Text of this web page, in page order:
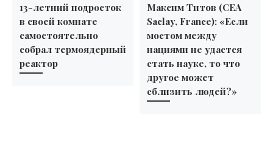
13-летний подросток
в своей комнате
самостоятельно
собрал термоядерный
реактор
Максим Титов (CEA
Saclay, France): «Если
мостом между
нациями не удастся
стать науке, то что
другое может
сблизить людей?»